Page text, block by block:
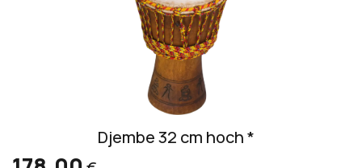
Djembe 32 cm hoch *